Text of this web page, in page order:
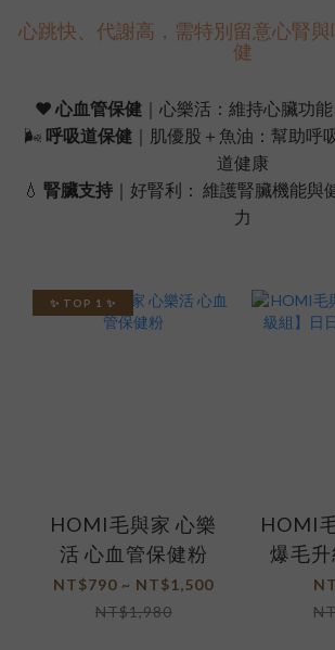
心跳快、代謝高，需特別留意心腎
健
❤️ 心血管保健 ｜心樂活：維持心臟功
🌬️ 呼吸道保健 ｜肌優股＋魚油：幫助呼
道健康
💧 腎臟支持 ｜好腎利： 維護腎臟機能與
力
✨ TOP 1 ✨
HOMI毛與家 心樂
活 心血管保健粉
NT$790 ~ NT$1,500
NT$1,980
HOMI
爆毛升
好魚